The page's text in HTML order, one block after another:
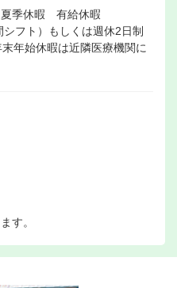
季休暇 有給休暇
フト）もしくは週休2日制
年始休暇は近隣医療機関に
す。